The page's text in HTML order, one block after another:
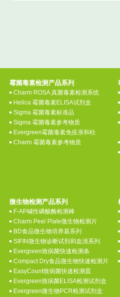
霉菌毒素检测产品系列
Charm ROSA 真菌毒素检测系统
Helica 霉菌毒素ELISA试剂盒
Sigma 霉菌毒素标准品
Sigma 霉菌毒素参考物质
Evergreen霉菌毒素免疫亲和柱
Charm 霉菌毒素参考物质
微生物检测产品系列
F-AP碱性磷酸酶检测棒
Charm Peel Plate微生物检测片
BD食品微生物培养基系列
SIFIN微生物诊断试剂和血清系列
Evergreen致病菌快速检测条
Compact Dry食品微生物快速检测片
EasyCount致病菌快速检测皿
Evergreen致病菌ELISA检测试剂盒
Evergreen微生物PCR检测试剂盒